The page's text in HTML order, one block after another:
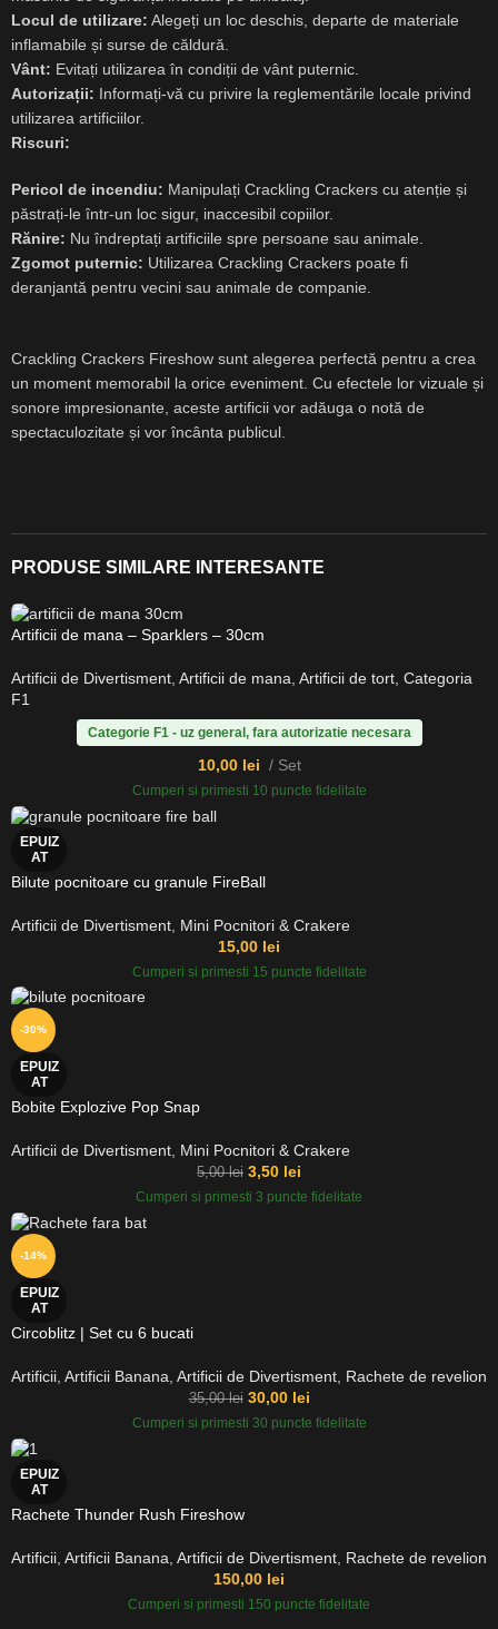
Locul de utilizare: Alegeți un loc deschis, departe de materiale
inflamabile și surse de căldură.
Vânt: Evitați utilizarea în condiții de vânt puternic.
Autorizații: Informați-vă cu privire la reglementările locale privind
utilizarea artificiilor.
Riscuri:
Pericol de incendiu: Manipulați Crackling Crackers cu atenție și
păstrați-le într-un loc sigur, inaccesibil copiilor.
Rănire: Nu îndreptați artificiile spre persoane sau animale.
Zgomot puternic: Utilizarea Crackling Crackers poate fi
deranjantă pentru vecini sau animale de companie.
Crackling Crackers Fireshow sunt alegerea perfectă pentru a crea
un moment memorabil la orice eveniment. Cu efectele lor vizuale și
sonore impresionante, aceste artificii vor adăuga o notă de
spectaculozitate și vor încânta publicul.
PRODUSE SIMILARE INTERESANTE
Artificii de mana – Sparklers – 30cm
Artificii de Divertisment Artificii de mana Artificii de tort Categoria
F1
Categorie F1 - uz general, fara autorizatie necesara
10,00 lei Set
Cumperi si primesti 10 puncte fidelitate
EPUIZ
AT
Bilute pocnitoare cu granule FireBall
Artificii de Divertisment Mini Pocnitori & Crakere
15,00 lei
Cumperi si primesti 15 puncte fidelitate
-30%
EPUIZ
AT
Bobite Explozive Pop Snap
Artificii de Divertisment, Mini Pocnitori & Crakere
5,00lei 3,50 lei
Cumperi si primesti 3 puncte fidelitate
-14%
EPUIZ
AT
Circoblitz | Set cu 6 bucati
Artificii Artificii Banana Artificii de Divertisment Rachete de revelion
35,00lei 30,00 lei
Cumperi si primesti 30 puncte fidelitate
EPUIZ
AT
Rachete Thunder Rush Fireshow
Artificii Artificii Banana Artificii de Divertisment Rachete de revelion
150,00 lei
Cumperi si primesti 150 puncte fidelitate